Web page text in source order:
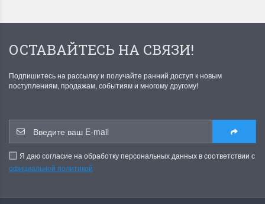
ОСТАВАЙТЕСЬ НА СВЯЗИ!
Подпишитесь на рассылку и получайте ранний доступ к новым
поступлениям, продажам, событиям и многому другому!
Я даю согласие на обработку персональных данных в соответствии с
официальной политикой